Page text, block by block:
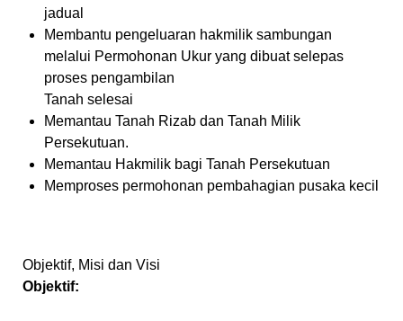
jadual
Membantu pengeluaran hakmilik sambungan
melalui Permohonan Ukur yang dibuat selepas
proses pengambilan
Tanah selesai
Memantau Tanah Rizab dan Tanah Milik
Persekutuan.
Memantau Hakmilik bagi Tanah Persekutuan
Memproses permohonan pembahagian pusaka kecil
Objektif, Misi dan Visi
Objektif: